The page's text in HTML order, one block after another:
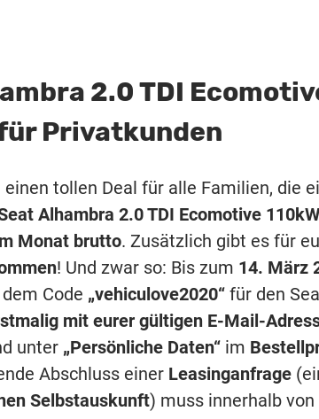
2.0 TDI
Privatkunden
einen tollen Deal für alle Familien, die
Alhambra 2.0 TDI Ecomotive
Monat brutto. Zusätzlich gibt es für
! Und zwar so: Bis zum 14. März
Code „vehiculove2020“ für den
mit eurer gültigen E-Mail-
unter „Persönliche Daten“ im
Abschluss einer Leasinganfrage
Selbstauskunft) muss innerhalb von